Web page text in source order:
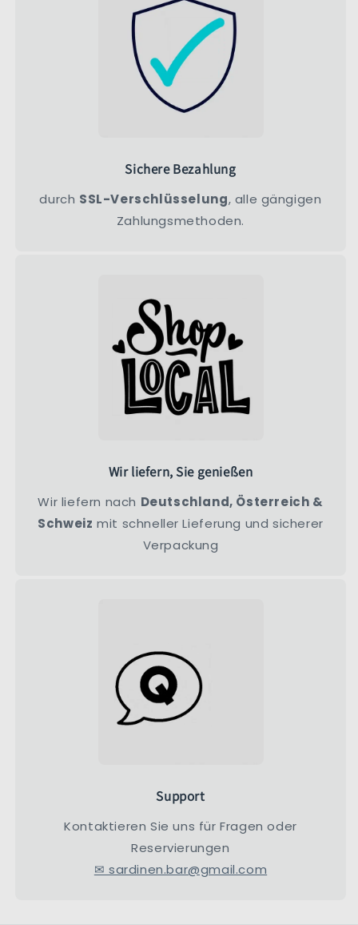
Sichere Bezahlung
durch SSL-Verschlüsselung, alle gängigen
Zahlungsmethoden.
Wir liefern, Sie genießen
Wir liefern nach Deutschland, Österreich &
Schweiz mit schneller Lieferung und sicherer
Verpackung
Support
Kontaktieren Sie uns für Fragen oder
Reservierungen
✉ sardinen.bar@gmail.com